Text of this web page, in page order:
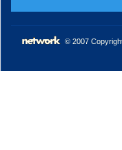
© 2007